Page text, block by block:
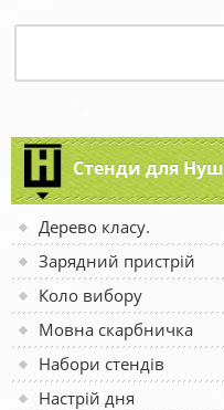
Стенди для Нуш
Дерево класу.
Зарядний пристрій
Коло вибору
Мовна скарбничка
Набори стендів
Настрій дня